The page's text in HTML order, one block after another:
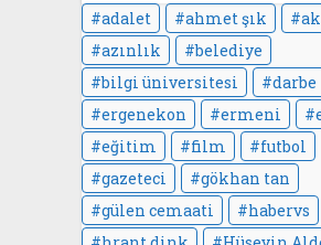
adalet ahmet şık
azınlık
belediye
bilgi üniversitesi
darbe
ergenekon
ermeni
eğitim
film
futbol
gazeteci
gökhan tan
gülen cemaati
habervs